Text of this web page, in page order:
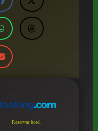
Reservar hotel